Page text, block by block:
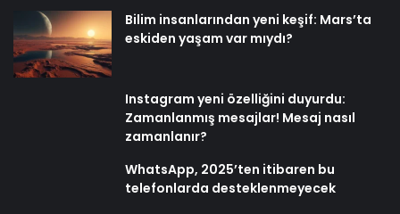
Bilim insanlarından yeni keşif: Mars’ta
eskiden yaşam var mıydı?
Instagram yeni özelliğini duyurdu:
Zamanlanmış mesajlar! Mesaj nasıl
zamanlanır?
WhatsApp, 2025’ten itibaren bu
telefonlarda desteklenmeyecek